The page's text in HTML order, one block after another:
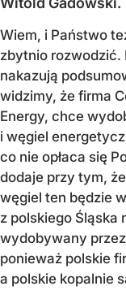
Wiem, i Państwo
zbytnio rozwodzić.
nakazują
widzimy, że firma
Energy, chce
i węgiel
co nie opłaca się
dodaje przy tym,
węgiel ten będzie
z polskiego Śląska
wydobywany
ponieważ polskie
a polskie kopalnie